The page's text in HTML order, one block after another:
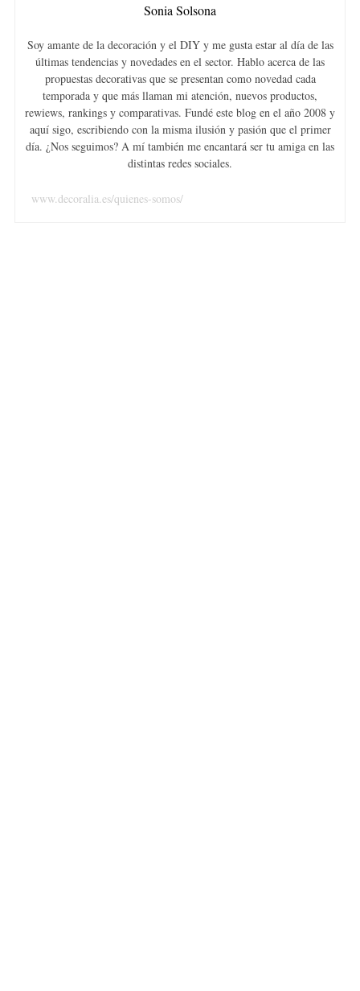
Sonia Solsona
Soy amante de la decoración y el DIY y me gusta estar al día de las
últimas tendencias y novedades en el sector. Hablo acerca de las
propuestas decorativas que se presentan como novedad cada
temporada y que más llaman mi atención, nuevos productos,
rewiews, rankings y comparativas. Fundé este blog en el año 2008 y
aquí sigo, escribiendo con la misma ilusión y pasión que el primer
día. ¿Nos seguimos? A mí también me encantará ser tu amiga en las
distintas redes sociales.
www.decoralia.es/quienes-somos/